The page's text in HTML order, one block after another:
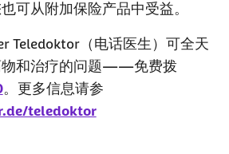
可从附加保险产品中受益。
Teledoktor（电话医生）可全天
物和治疗的问题——免费拨
。更多信息请参
teledoktor